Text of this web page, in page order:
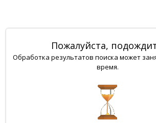
Пожалуйста,
Обработка результатов поиска может
время.